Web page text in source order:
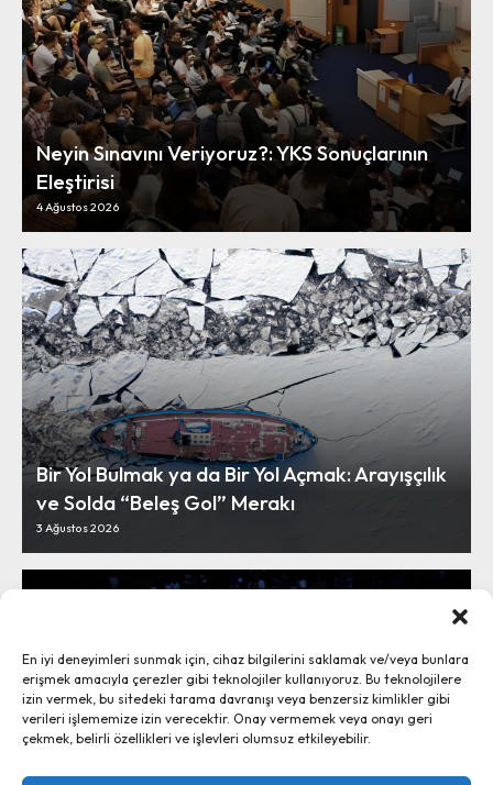
En iyi deneyimleri sunmak için, cihaz bilgilerini saklamak ve/veya bunlara
erişmek amacıyla çerezler gibi teknolojiler kullanıyoruz. Bu teknolojilere
izin vermek, bu sitedeki tarama davranışı veya benzersiz kimlikler gibi
verileri işlememize izin verecektir. Onay vermemek veya onayı geri
çekmek, belirli özellikleri ve işlevleri olumsuz etkileyebilir.
Neyin Sınavını Veriyoruz?: YKS Sonuçlarının
Eleştirisi
4 Ağustos 2026
Bir Yol Bulmak ya da Bir Yol Açmak: Arayışçılık
ve Solda “Beleş Gol” Merakı
3 Ağustos 2026
Vargas Hava Yolları’yla Havana’ya:
“Sosyalizme Rağmen Başarı” Miti